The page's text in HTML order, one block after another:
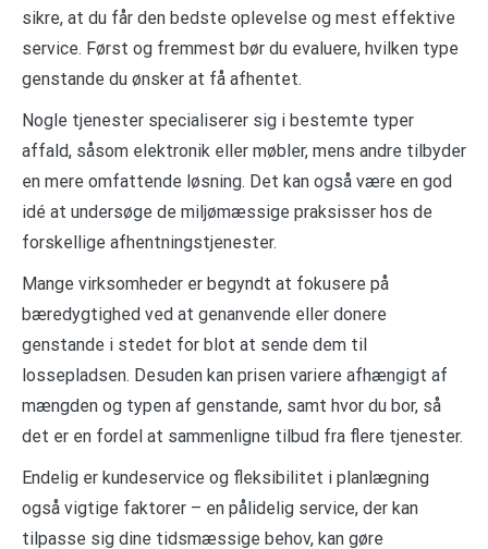
sikre, at du får den bedste oplevelse og mest effektive
service. Først og fremmest bør du evaluere, hvilken type
genstande du ønsker at få afhentet.
Nogle tjenester specialiserer sig i bestemte typer
affald, såsom elektronik eller møbler, mens andre tilbyder
en mere omfattende løsning. Det kan også være en god
idé at undersøge de miljømæssige praksisser hos de
forskellige afhentningstjenester.
Mange virksomheder er begyndt at fokusere på
bæredygtighed ved at genanvende eller donere
genstande i stedet for blot at sende dem til
lossepladsen. Desuden kan prisen variere afhængigt af
mængden og typen af genstande, samt hvor du bor, så
det er en fordel at sammenligne tilbud fra flere tjenester.
Endelig er kundeservice og fleksibilitet i planlægning
også vigtige faktorer – en pålidelig service, der kan
tilpasse sig dine tidsmæssige behov, kan gøre